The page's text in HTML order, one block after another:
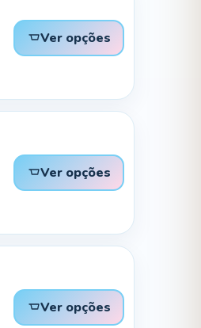
Ver opções
Ver opções
Ver opções